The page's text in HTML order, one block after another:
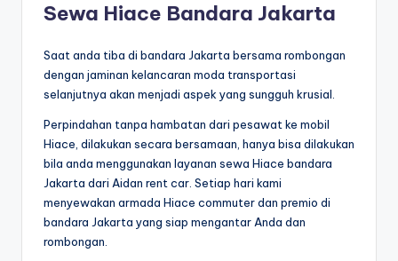
Sewa Hiace Bandara Jakarta
Saat anda tiba di bandara Jakarta bersama rombongan
dengan jaminan kelancaran moda transportasi
selanjutnya akan menjadi aspek yang sungguh krusial.
Perpindahan tanpa hambatan dari pesawat ke mobil
Hiace, dilakukan secara bersamaan, hanya bisa dilakukan
bila anda menggunakan layanan sewa Hiace bandara
Jakarta dari Aidan rent car. Setiap hari kami
menyewakan armada Hiace commuter dan premio di
bandara Jakarta yang siap mengantar Anda dan
rombongan.